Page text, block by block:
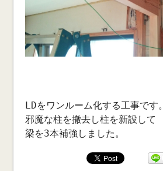
LDをワンルーム化する工事です。
邪魔な柱を撤去し柱を新設して
梁を3本補強しました。